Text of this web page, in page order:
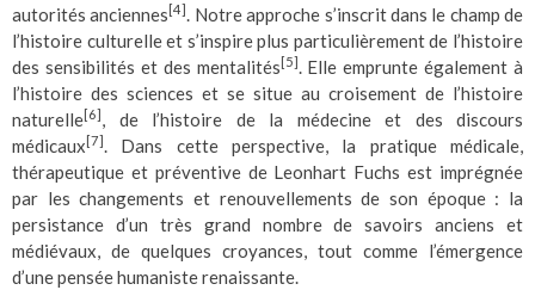
autorités anciennes [4]. Notre approche s’inscrit dans le champ de
l’histoire culturelle et s’inspire plus particulièrement de l’histoire
des sensibilités et des mentalités [5]. Elle emprunte également à
l’histoire des sciences et se situe au croisement de l’histoire
naturelle[6] , de l’histoire de la médecine et des discours
médicaux [7]. Dans cette perspective, la pratique médicale,
thérapeutique et préventive de Leonhart Fuchs est imprégnée
par les changements et renouvellements de son époque : la
persistance d’un très grand nombre de savoirs anciens et
médiévaux, de quelques croyances, tout comme l’émergence
d’une pensée humaniste renaissante.